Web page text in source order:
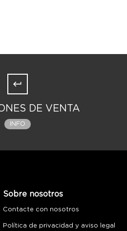
DE VENTA
INFO
Sobre nosotros
Contacte con nosotros
Política de privacidad y aviso legal